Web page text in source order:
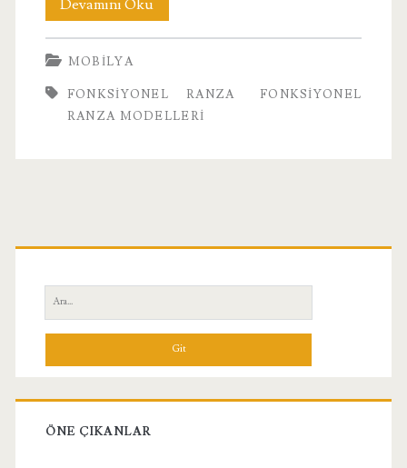
Devamını OkuFonksiyonel
Ranza
MOBILYA
FONKSIYONEL RANZA
FONKSIYONEL
RANZA MODELLERI
Birincil
Yan
Menü
Ara:
ÖNE ÇIKANLAR